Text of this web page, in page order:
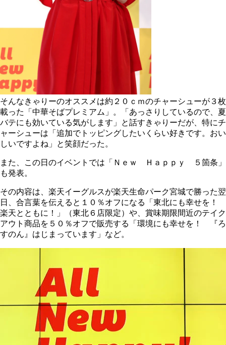
そんなきゃりーのオススメは約２０ｃｍのチャーシューが３枚
載った「中華そばプレミアム」。「あっさりしているので、夏
バテにも効いている気がします」と話すきゃりーだが、特にチ
ャーシューは「追加でトッピングしたいくらい好きです。おい
しいですよね」と笑顔だった。
また、この日のイベントでは「Ｎｅｗ Ｈａｐｐｙ ５箇条」
も発表。
その内容は、楽天イーグルスが楽天生命パーク宮城で勝った翌
日、合言葉を伝えると１０％オフになる「東北にも幸せを！
楽天とともに！」（東北６店限定）や、賞味期限間近のテイク
アウト商品を５０％オフで販売する「環境にも幸せを！ 『ろ
すのん』はじまっています」など。